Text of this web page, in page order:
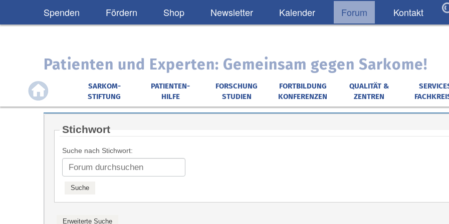
Spenden Fördern Shop Newsletter Kalender Forum Kontakt
Patienten und Experten: Gemeinsam gegen Sarkome!
SARKOM-
STIFTUNG
PATIENTEN-
HILFE
FORSCHUNG
STUDIEN
FORTBILDUNG
KONFERENZEN
QUALITÄT &
ZENTREN
Stichwort
Suche nach Stichwort: